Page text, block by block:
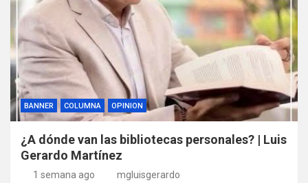
BANNER COLUMNA OPINION
¿A dónde van las bibliotecas personales? | Luis
Gerardo Martínez
1 semana ago mgluisgerardo